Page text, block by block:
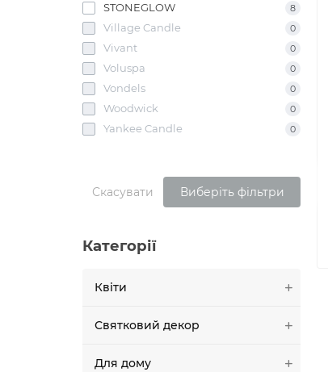
STONEGLOW 8
Village Candle 0
Vivant 0
Voluspa 0
Vondels 0
Woodwick 0
Yankee Candle 0
Скасувати Виберіть фільтри
Категорії
Квіти
Святковий декор
Для дому